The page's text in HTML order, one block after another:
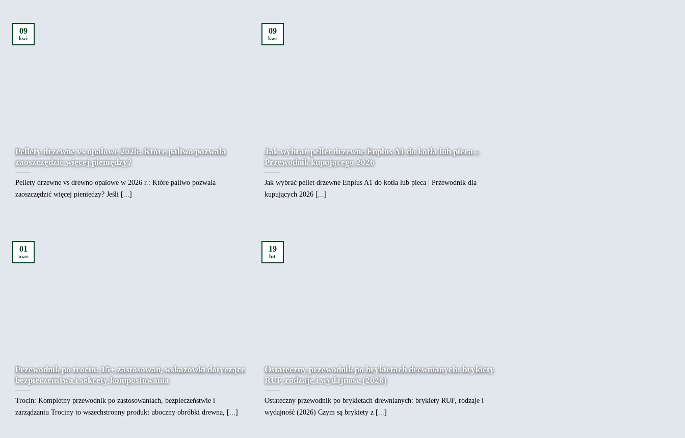
Pellety drzewne vs opałowe 2026: Które paliwo pozwala
zaoszczędzić więcej pieniędzy?
Pellety drzewne vs drewno opałowe w 2026 r.: Które paliwo pozwala
zaoszczędzić więcej pieniędzy? Jeśli [...]
09
kwi
Jak wybrać pellet drzewne Enplus A1 do kotła lub pieca –
Przewodnik kupującego 2026
Jak wybrać pellet drzewne Enplus A1 do kotła lub pieca | Przewodnik dla
kupujących 2026 [...]
09
kwi
Przewodnik po trocin: 15+ zastosowań, wskazówki dotyczące
bezpieczeństwa i sekrety kompostowania
Trocin: Kompletny przewodnik po zastosowaniach, bezpieczeństwie i
zarządzaniu Trociny to wszechstronny produkt uboczny obróbki drewna, [...]
01
mar
Ostateczny przewodnik po brykietach drewnianych: brykiety
RUF, rodzaje i wydajność (2026)
Ostateczny przewodnik po brykietach drewnianych: brykiety RUF, rodzaje i
wydajność (2026) Czym są brykiety z [...]
19
lut